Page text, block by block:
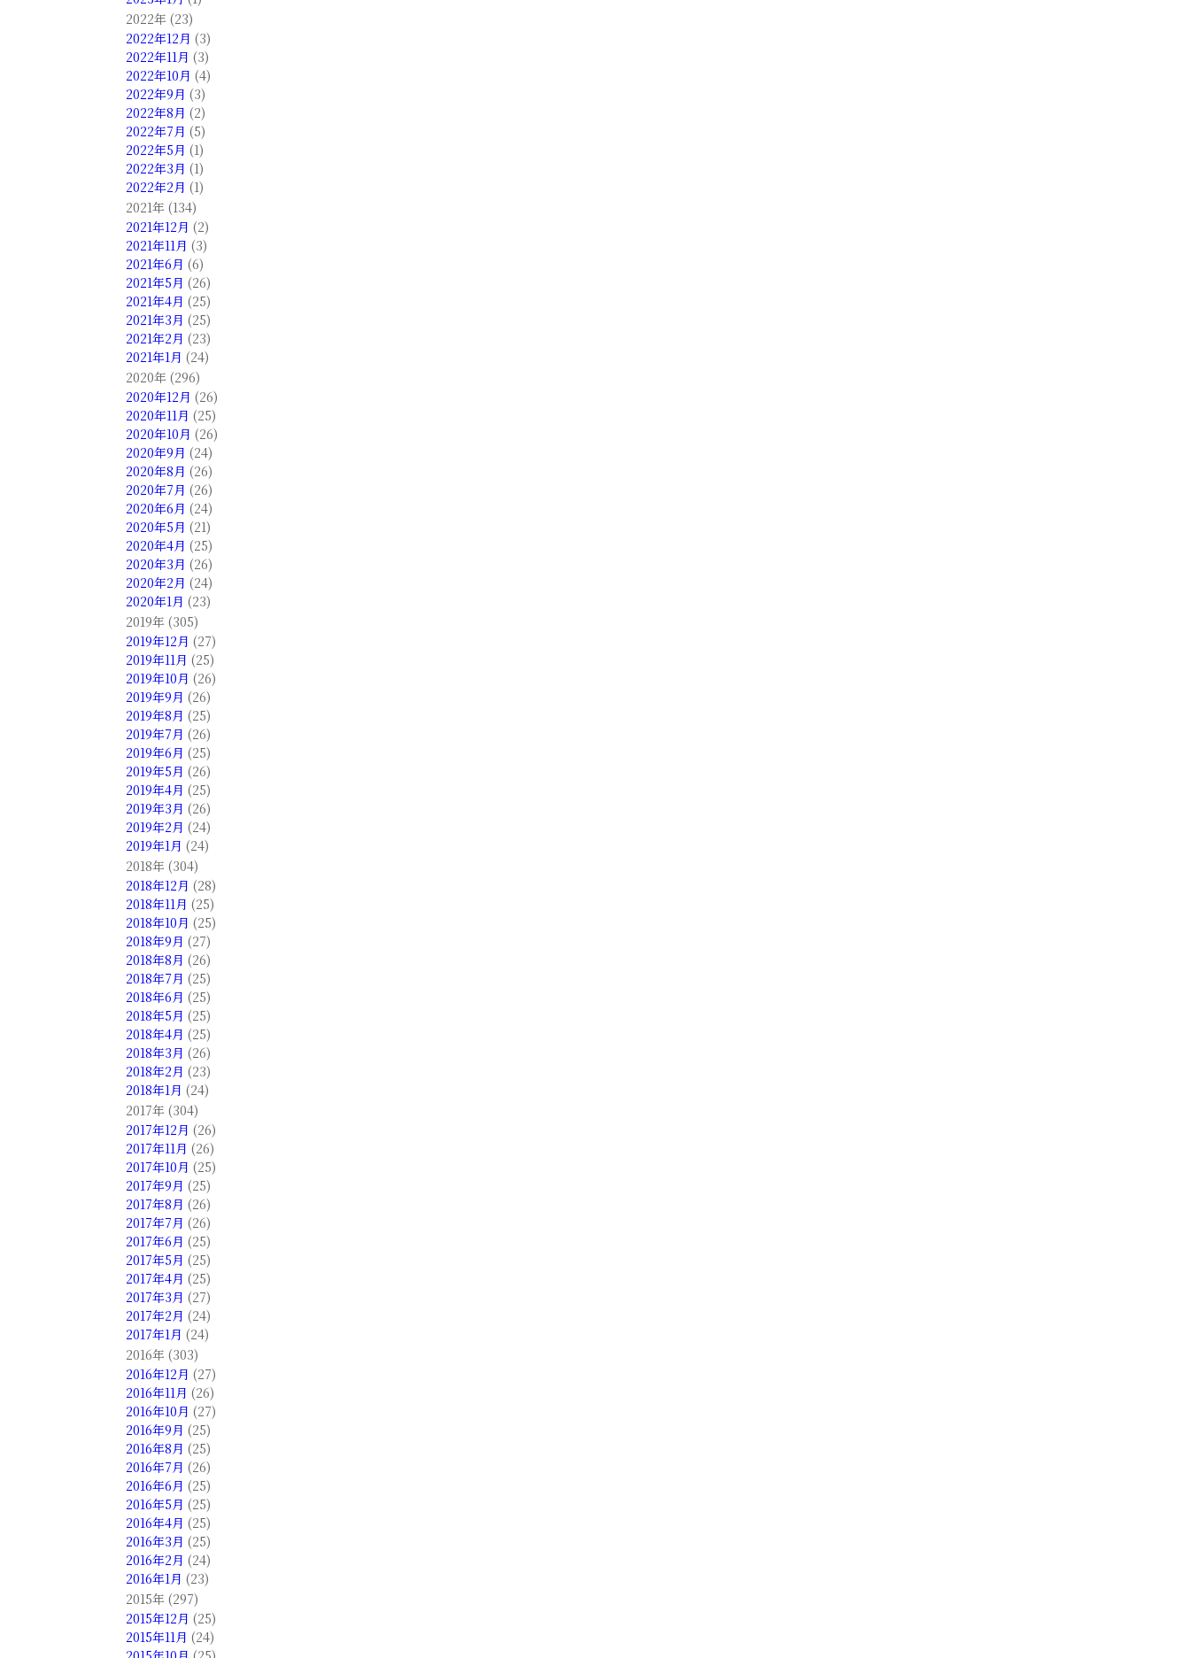
2022年 (23)
2022年12月 (3)
2022年11月 (3)
2022年10月 (4)
2022年9月 (3)
2022年8月 (2)
2022年7月 (5)
2022年5月 (1)
2022年3月 (1)
2022年2月 (1)
2021年 (134)
2021年12月 (2)
2021年11月 (3)
2021年6月 (6)
2021年5月 (26)
2021年4月 (25)
2021年3月 (25)
2021年2月 (23)
2021年1月 (24)
2020年 (296)
2020年12月 (26)
2020年11月 (25)
2020年10月 (26)
2020年9月 (24)
2020年8月 (26)
2020年7月 (26)
2020年6月 (24)
2020年5月 (21)
2020年4月 (25)
2020年3月 (26)
2020年2月 (24)
2020年1月 (23)
2019年 (305)
2019年12月 (27)
2019年11月 (25)
2019年10月 (26)
2019年9月 (26)
2019年8月 (25)
2019年7月 (26)
2019年6月 (25)
2019年5月 (26)
2019年4月 (25)
2019年3月 (26)
2019年2月 (24)
2019年1月 (24)
2018年 (304)
2018年12月 (28)
2018年11月 (25)
2018年10月 (25)
2018年9月 (27)
2018年8月 (26)
2018年7月 (25)
2018年6月 (25)
2018年5月 (25)
2018年4月 (25)
2018年3月 (26)
2018年2月 (23)
2018年1月 (24)
2017年 (304)
2017年12月 (26)
2017年11月 (26)
2017年10月 (25)
2017年9月 (25)
2017年8月 (26)
2017年7月 (26)
2017年6月 (25)
2017年5月 (25)
2017年4月 (25)
2017年3月 (27)
2017年2月 (24)
2017年1月 (24)
2016年 (303)
2016年12月 (27)
2016年11月 (26)
2016年10月 (27)
2016年9月 (25)
2016年8月 (25)
2016年7月 (26)
2016年6月 (25)
2016年5月 (25)
2016年4月 (25)
2016年3月 (25)
2016年2月 (24)
2016年1月 (23)
2015年 (297)
2015年12月 (25)
2015年11月 (24)